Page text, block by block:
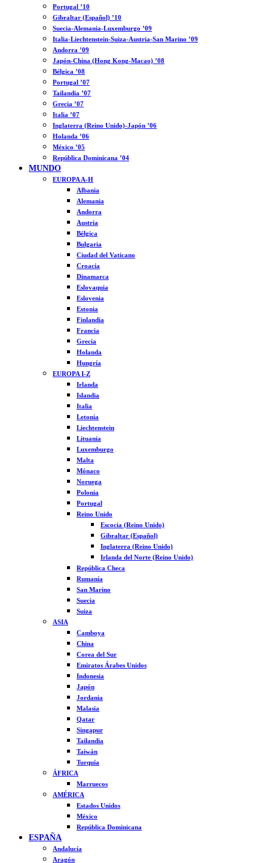
Portugal ’10
Gibraltar (Español) ’10
Suecia-Alemania-Luxemburgo ’09
Italia-Liechtenstein-Suiza-Austria-San Marino ’09
Andorra ’09
Japón-China (Hong Kong-Macao) ’08
Bélgica ’08
Portugal ’07
Tailandia ’07
Grecia ’07
Italia ’07
Inglaterra (Reino Unido)-Japón ’06
Holanda ’06
México ’05
República Dominicana ’04
MUNDO
EUROPA A-H
Albania
Alemania
Andorra
Austria
Bélgica
Bulgaria
Ciudad del Vaticano
Croacia
Dinamarca
Eslovaquia
Eslovenia
Estonia
Finlandia
Francia
Grecia
Holanda
Hungría
EUROPA I-Z
Irlanda
Islandia
Italia
Letonia
Liechtenstein
Lituania
Luxemburgo
Malta
Mónaco
Noruega
Polonia
Portugal
Reino Unido
Escocia (Reino Unido)
Gibraltar (Español)
Inglaterra (Reino Unido)
Irlanda del Norte (Reino Unido)
República Checa
Rumanía
San Marino
Suecia
Suiza
ASIA
Camboya
China
Corea del Sur
Emiratos Árabes Unidos
Indonesia
Japón
Jordania
Malasia
Qatar
Singapur
Tailandia
Taiwán
Turquía
ÁFRICA
Marruecos
AMÉRICA
Estados Unidos
México
República Dominicana
ESPAÑA
Andalucía
Aragón